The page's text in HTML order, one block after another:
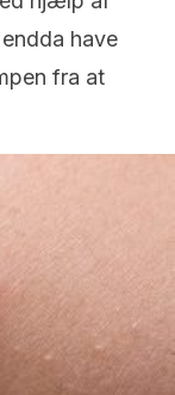
have
fra at